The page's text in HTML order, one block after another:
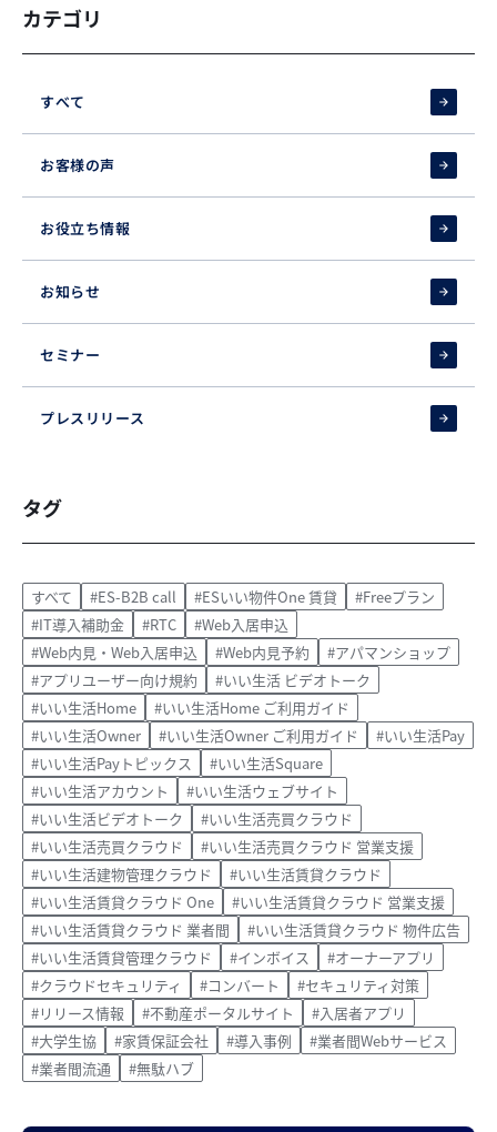
カテゴリ
すべて
お客様の声
お役立ち情報
お知らせ
セミナー
プレスリリース
タグ
すべて #ES-B2B call #ESいい物件One 賃貸
#Freeプラン
#IT導入補助金
#RTC
#Web入居申込
#Web内見・Web入居申込
#Web内見予約
#アパマンショップ
#アプリユーザー向け規約
#いい生活 ビデオトーク
#いい生活Home
#いい生活Home ご利用ガイド
#いい生活Owner
#いい生活Owner ご利用ガイド
#いい生活Pay
#いい生活Payトピックス
#いい生活Square
#いい生活アカウント
#いい生活ウェブサイト
#いい生活ビデオトーク
#いい生活売買クラウド
#いい生活売買クラウド
#いい生活売買クラウド 営業支援
#いい生活建物管理クラウド
#いい生活賃貸クラウド
#いい生活賃貸クラウド One
#いい生活賃貸クラウド 営業支援
#いい生活賃貸クラウド 業者間
#いい生活賃貸クラウド 物件広告
#いい生活賃貸管理クラウド
#インボイス
#オーナーアプリ
#クラウドセキュリティ
#コンバート
#セキュリティ対策
#リリース情報
#不動産ポータルサイト
#入居者アプリ
#大学生協
#家賃保証会社 #導入事例
#業者間Webサービス
#業者間流通
#無駄ハブ